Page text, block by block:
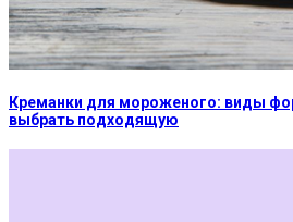
Креманки для мороженого: виды
выбрать подходящую